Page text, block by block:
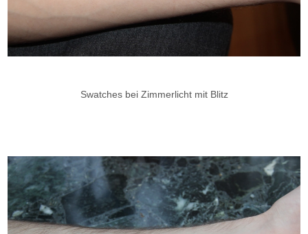
Swatches bei Zimmerlicht mit Blitz